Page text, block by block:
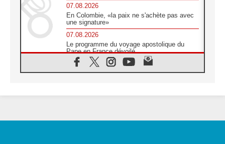
07.08.2026
En Colombie, «la paix ne s'achète pas avec
une signature»
07.08.2026
Le programme du voyage apostolique du
Pape en France dévoilé
07.08.2026
1ère Conférence continentale sur l'éducation
07.08.2026